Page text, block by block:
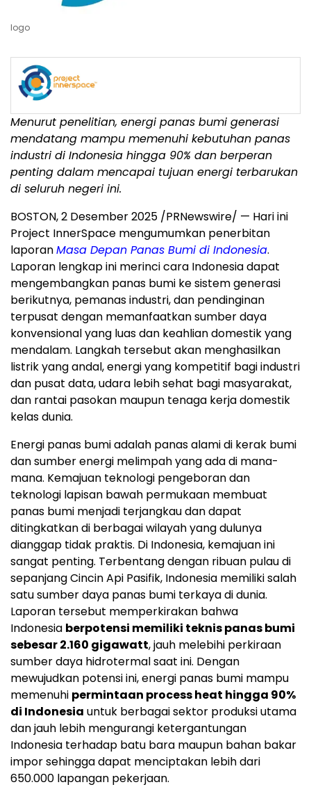
logo
Menurut penelitian, energi panas bumi generasi
mendatang mampu memenuhi kebutuhan panas
industri di Indonesia hingga 90% dan berperan
penting dalam mencapai tujuan energi terbarukan
di seluruh negeri ini.
BOSTON,2 Desember 2025 /PRNewswire/ — Hari ini
Project InnerSpace mengumumkan penerbitan
laporanMasa Depan Panas Bumi di Indonesia.
Laporan lengkap ini merinci cara Indonesiadapat
mengembangkan panas bumi ke sistem generasi
berikutnya, pemanas industri, dan pendinginan
terpusat dengan memanfaatkan sumber daya
konvensional yang luas dan keahlian domestik yang
mendalam. Langkah tersebut akan menghasilkan
listrik yang andal, energi yang kompetitif bagi industri
dan pusat data, udara lebih sehat bagi masyarakat,
dan rantai pasokan maupun tenaga kerja domestik
kelas dunia.
Energi panas bumi adalah panas alami di kerak bumi
dan sumber energi melimpah yang ada di mana-
mana. Kemajuan teknologi pengeboran dan
teknologi lapisan bawah permukaan membuat
panas bumi menjadi terjangkau dan dapat
ditingkatkan di berbagai wilayah yang dulunya
dianggap tidak praktis. Di Indonesia, kemajuan ini
sangat penting. Terbentang dengan ribuan pulau di
sepanjang Cincin Api Pasifik, Indonesia memiliki salah
satu sumber daya panas bumi terkaya di dunia.
Laporan tersebut memperkirakan bahwa
Indonesia berpotensi memiliki teknis panas bumi
sebesar 2.160 gigawatt, jauh melebihi perkiraan
sumber daya hidrotermal saat ini. Dengan
mewujudkan potensi ini, energi panas bumi mampu
memenuhi permintaan process heat hingga 90%
di Indonesia untuk berbagai sektor produksi utama
dan jauh lebih mengurangi ketergantungan
Indonesia terhadap batu bara maupun bahan bakar
impor sehingga dapat menciptakan lebih dari
650.000 lapangan pekerjaan.